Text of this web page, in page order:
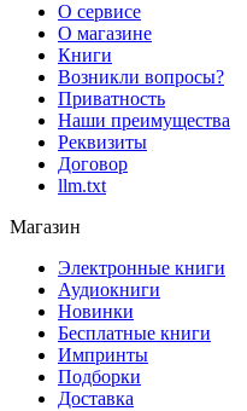
О сервисе
О магазине
Книги
Возникли вопросы?
Приватность
Наши преимущества
Реквизиты
Договор
llm.txt
Магазин
Электронные книги
Аудиокниги
Новинки
Бесплатные книги
Импринты
Подборки
Доставка